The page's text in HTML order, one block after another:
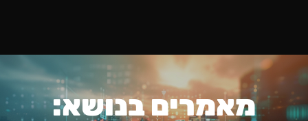
מאמרים בנושא: